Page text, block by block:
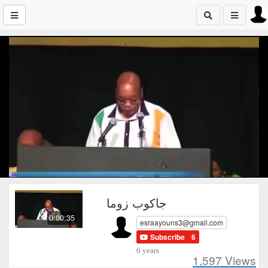
0:00:35
جاكوب زوما
esraayouns3@gmail.com
Subscribe 6
6 years
1,597 Views